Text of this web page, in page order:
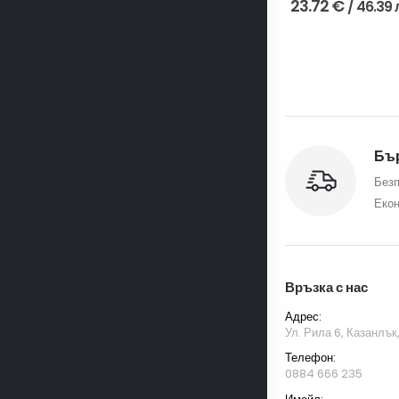
23.72€/ 46.39
Връзка с нас
Адрес:
Ул. Рила 6,
Телефон:
0884 666 235